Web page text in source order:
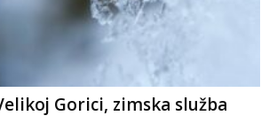
Gorici, zimska služba